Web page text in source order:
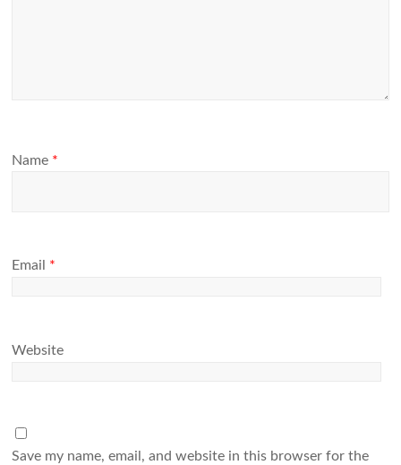
Name *
Email *
Website
Save my name, email, and website in this browser for the